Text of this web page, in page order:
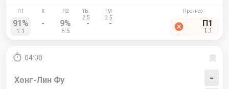
91%
1.1
- 9%
6.5
- - П1
1.1
04:00
Хонг-Лин Фу
-